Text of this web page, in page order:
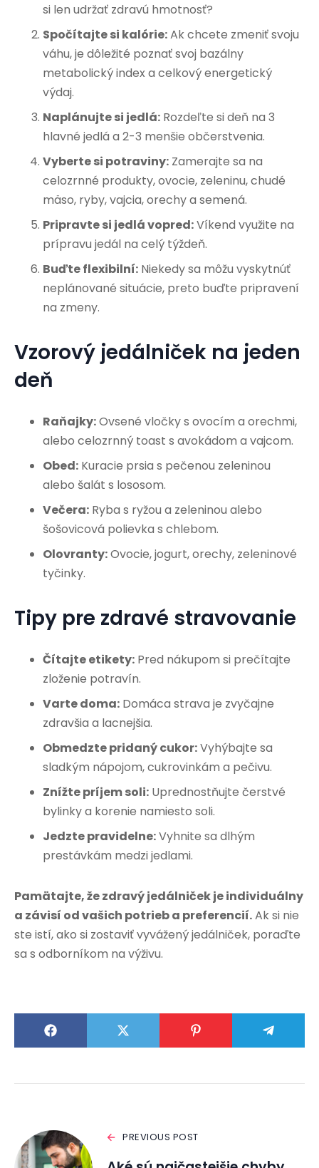
si len udržať zdravú hmotnosť?
Spočítajte si kalórie:Ak chcete zmeniť svoju
váhu, je dôležité poznať svoj bazálny
metabolický index a celkový energetický
výdaj.
Naplánujte si jedlá: Rozdeľte si deň na 3
hlavné jedlá a 2-3 menšie občerstvenia.
Vyberte si potraviny: Zamerajte sa na
celozrnné produkty, ovocie, zeleninu, chudé
mäso, ryby, vajcia, orechy a semená.
Pripravte si jedlá vopred:Víkend využite na
prípravu jedál na celý týždeň.
Buďte flexibilní: Niekedy sa môžu vyskytnúť
neplánované situácie, preto buďte pripravení
na zmeny.
Vzorový jedálniček na jeden
deň
Raňajky:Ovsené vločky s ovocím a orechmi,
alebo celozrnný toast s avokádom a vajcom.
Obed: Kuracie prsia s pečenou zeleninou
alebo šalát s lososom.
Večera: Ryba s ryžou a zeleninou alebo
šošovicová polievka s chlebom.
Olovranty:Ovocie, jogurt, orechy, zeleninové
tyčinky.
Tipy pre zdravé stravovanie
Čítajte etikety: Pred nákupom si prečítajte
zloženie potravín.
Varte doma: Domáca strava je zvyčajne
zdravšia a lacnejšia.
Obmedzte pridaný cukor:Vyhýbajte sa
sladkým nápojom, cukrovinkám a pečivu.
Znížte príjem soli: Uprednostňujte čerstvé
bylinky a korenie namiesto soli.
Jedzte pravidelne:Vyhnite sa dlhým
prestávkám medzi jedlami.
Pamätajte, že zdravý jedálniček je individuálny
a závisí od vašich potrieb a preferencií.Ak si nie
ste istí, ako si zostaviť vyvážený jedálniček, poraďte
sa s odborníkom na výživu.
PREVIOUS POST